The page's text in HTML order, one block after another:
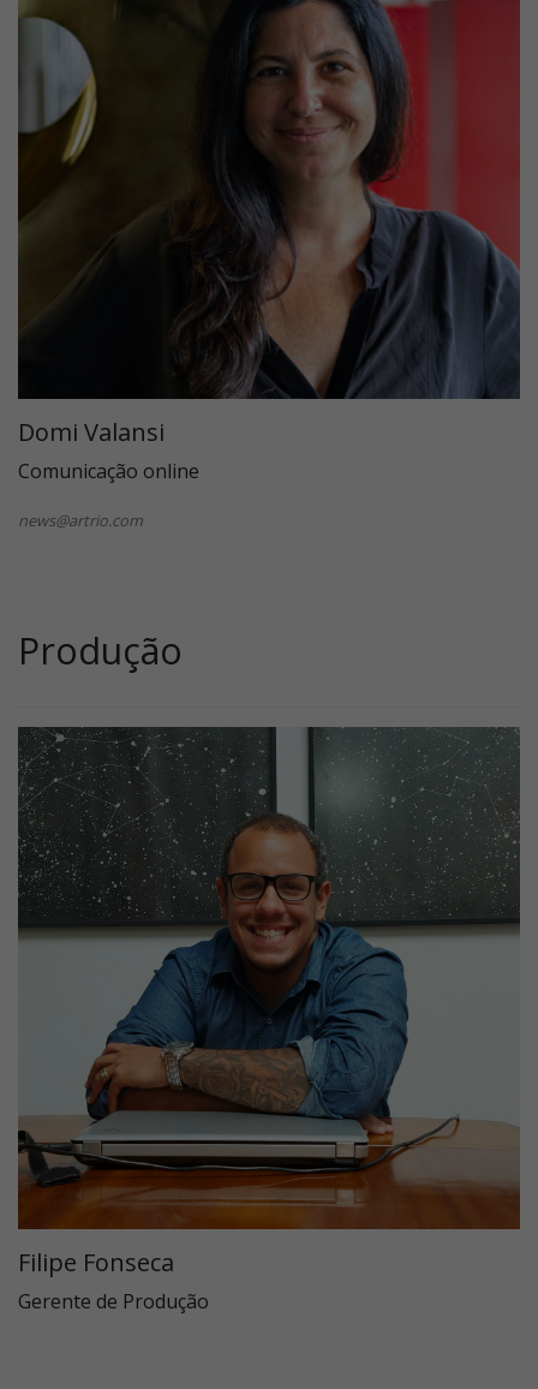
Domi Valansi
Comunicação online
news@artrio.com
Produção
Filipe Fonseca
Gerente de Produção